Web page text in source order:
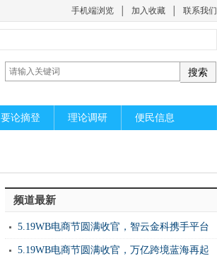
手机端浏览 加入收藏 联系我们
要论摘登 理论调研 便民信息
频道最新
5.19WB电商节圆满收官，智云金科携手平台
开启万亿蓝海新机遇
5.19WB电商节圆满收官，万亿跨境蓝海再起